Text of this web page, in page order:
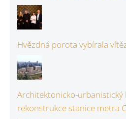
Hvězdná porota vybírala
Architektonicko-urbanistický
rekonstrukce stanice metra